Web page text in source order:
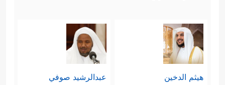
هيثم الدخين عبدالرشيد صوفي